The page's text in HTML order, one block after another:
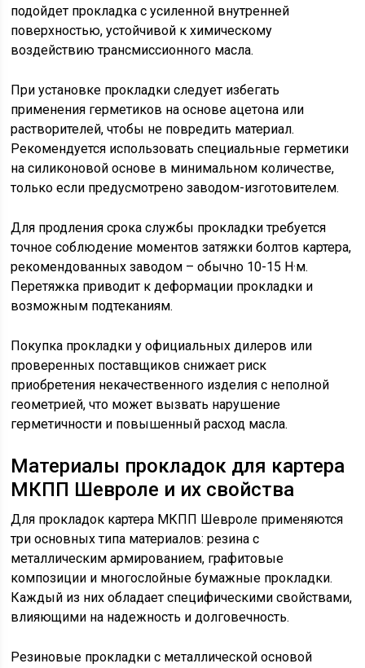
подойдет прокладка с усиленной внутренней
поверхностью, устойчивой к химическому
воздействию трансмиссионного масла.
При установке прокладки следует избегать
применения герметиков на основе ацетона или
растворителей, чтобы не повредить материал.
Рекомендуется использовать специальные герметики
на силиконовой основе в минимальном количестве,
только если предусмотрено заводом-изготовителем.
Для продления срока службы прокладки требуется
точное соблюдение моментов затяжки болтов картера,
рекомендованных заводом – обычно 10-15 Н·м.
Перетяжка приводит к деформации прокладки и
возможным подтеканиям.
Покупка прокладки у официальных дилеров или
проверенных поставщиков снижает риск
приобретения некачественного изделия с неполной
геометрией, что может вызвать нарушение
герметичности и повышенный расход масла.
Материалы прокладок для картера
МКПП Шевроле и их свойства
Для прокладок картера МКПП Шевроле применяются
три основных типа материалов: резина с
металлическим армированием, графитовые
композиции и многослойные бумажные прокладки.
Каждый из них обладает специфическими свойствами,
влияющими на надежность и долговечность.
Резиновые прокладки с металлической основой